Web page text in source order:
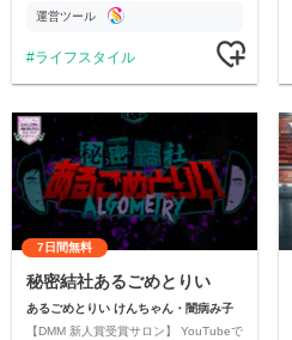
ただいています。
運営ツール
ライフスタイル
7日間無料
秘密結社あるごめとりい
あるごめとりい けんちゃん・闇病み子
【DMM 新人賞受賞サロン】 YouTubeで